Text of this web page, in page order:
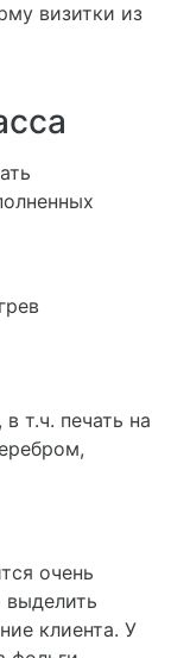
визитки из
т.ч. печать на
очень
клиента. У